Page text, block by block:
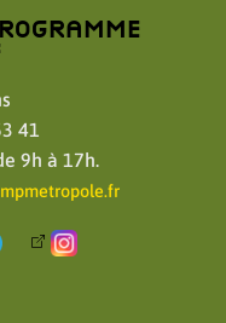
41
9h à 17h.